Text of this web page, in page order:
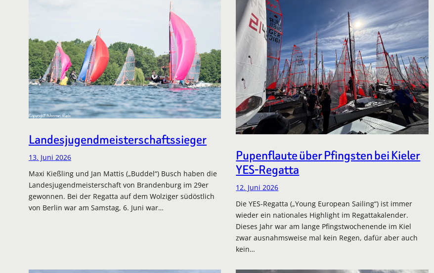
Landesjugendmeisterschaftssieger
13. Juni 2026
Maxi Kießling und Jan Mattis („Buddel“) Busch haben die
Landesjugendmeisterschaft von Brandenburg im 29er
gewonnen. Bei der Regatta auf dem Wolziger südöstlich
von Berlin war am Samstag, 6. Juni war…
Pupenflaute über Pfingsten bei Kieler
YES-Regatta
12. Juni 2026
Die YES-Regatta („Young European Sailing“) ist immer
wieder ein nationales Highlight im Regattakalender.
Dieses Jahr war am lange Pfingstwochenende im Kiel
zwar ausnahmsweise mal kein Regen, dafür aber auch
kein…